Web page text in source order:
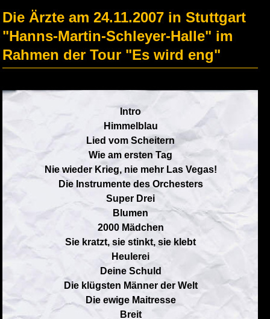
Die Ärzte am 24.11.2007 in Stuttgart
"Hanns-Martin-Schleyer-Halle" im
Rahmen der Tour "Es wird eng"
Intro
Himmelblau
Lied vom Scheitern
Wie am ersten Tag
Nie wieder Krieg, nie mehr Las Vegas!
Die Instrumente des Orchesters
Super Drei
Blumen
2000 Mädchen
Sie kratzt, sie stinkt, sie klebt
Heulerei
Deine Schuld
Die klügsten Männer der Welt
Die ewige Maitresse
Breit